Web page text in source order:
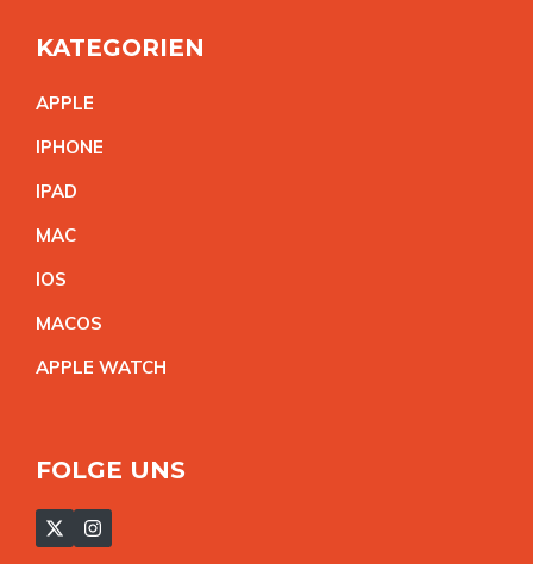
KATEGORIEN
APPLE
IPHONE
IPAD
MAC
IOS
MACOS
APPLE WATCH
FOLGE UNS